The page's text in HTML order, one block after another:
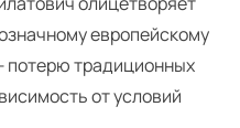
европейскому
потерю традиционных
от условий